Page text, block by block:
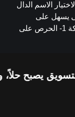
الاسم الدال
يسهل على
المستهلكين التعرف على طبيعة نشاط الشركة 1- الحرص على
يصبح